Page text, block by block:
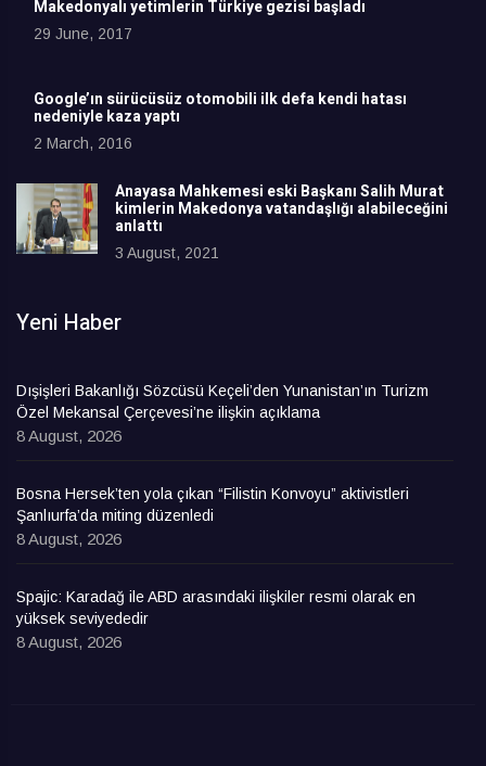
Makedonyalı yetimlerin Türkiye gezisi başladı
29 June, 2017
Google’ın sürücüsüz otomobili ilk defa kendi hatası
nedeniyle kaza yaptı
2 March, 2016
Anayasa Mahkemesi eski Başkanı Salih Murat
kimlerin Makedonya vatandaşlığı alabileceğini
anlattı
3 August, 2021
Yeni Haber
Dışişleri Bakanlığı Sözcüsü Keçeli’den Yunanistan’ın Turizm
Özel Mekansal Çerçevesi’ne ilişkin açıklama
8 August, 2026
Bosna Hersek’ten yola çıkan “Filistin Konvoyu” aktivistleri
Şanlıurfa’da miting düzenledi
8 August, 2026
Spajic: Karadağ ile ABD arasındaki ilişkiler resmi olarak en
yüksek seviyededir
8 August, 2026